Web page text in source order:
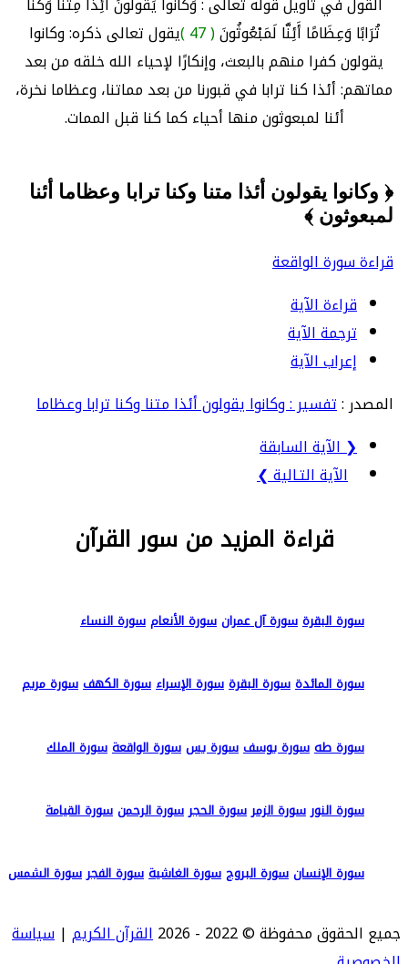
تُرَابًا وَعِظَامًا أَئِنَّا لَمَبْعُوثُونَ( 47 )
يقول تعالى ذكره: وكانوا
يقولون كفرا منهم بالبعث، وإنكارًا لإحياء الله خلقه من بعد
مماتهم: أئذا كنا ترابا في قبورنا من بعد مماتنا، وعظاما نخرة،
أئنا لمبعوثون منها أحياء كما كنا قبل الممات.
﴿ وكانوا يقولون أئذا متنا وكنا ترابا وعظاما أئنا
لمبعوثون ﴾
قراءة سورة الواقعة
قراءة الآية
ترجمة الآية
إعراب الآية
المصدر :تفسير : وكانوا يقولون أئذا متنا وكنا ترابا وعظاما
❮ الآية السابقة
الآية التـالية ❯
قراءة المزيد من سور القرآن
سورة البقرة سورة آل عمران سورة الأنعام سورة النساء
سورة المائدة سورة البقرة سورة الإسراء سورة الكهف سورة مريم
سورة طه سورة يوسف سورة يس سورة الواقعة سورة الملك
سورة النور سورة الزمر سورة الحجر سورة الرحمن سورة القيامة
سورة الإنسان سورة البروج سورة الغاشية سورة الفجر سورة الشمس
جميع الحقوق محفوظة © 2022 - 2026 القرآن الكريم | سياسة